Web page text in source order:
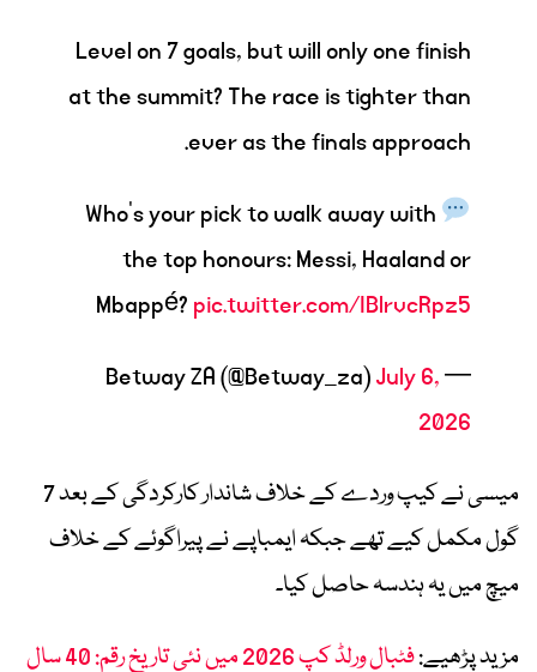
Level on 7 goals, but will only one finish
at the summit? The race is tighter than
ever as the finals approach.
Who’s your pick to walk away with
the top honours: Messi, Haaland or
Mbappé? pic.twitter.com/IBlrvcRpz5
— Betway ZA (@Betway_za)
July 6,
2026
میسی نے کیپ وردے کے خلاف شاندار کارکردگی کے بعد 7
گول مکمل کیے تھے جبکہ ایمباپے نے پیراگوئے کے خلاف
میچ میں یہ ہندسہ حاصل کیا۔
مزید پڑھیے:
فٹبال ورلڈ کپ 2026 میں نئی تاریخ رقم: 40 سال